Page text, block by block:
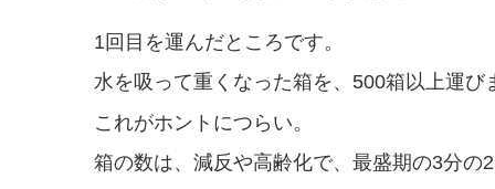
1回目を運んだところです。
水を吸って重くなった箱を、500箱以上運び
これがホントにつらい。
箱の数は、減反や高齢化で、最盛期の3分の